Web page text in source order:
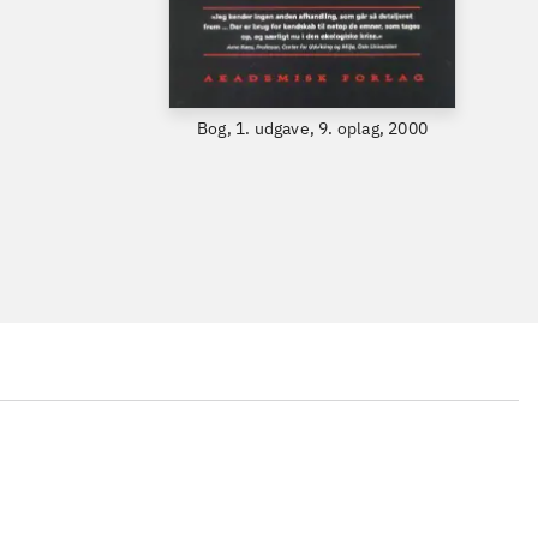
Bog, 1. udgave, 9. oplag, 2000